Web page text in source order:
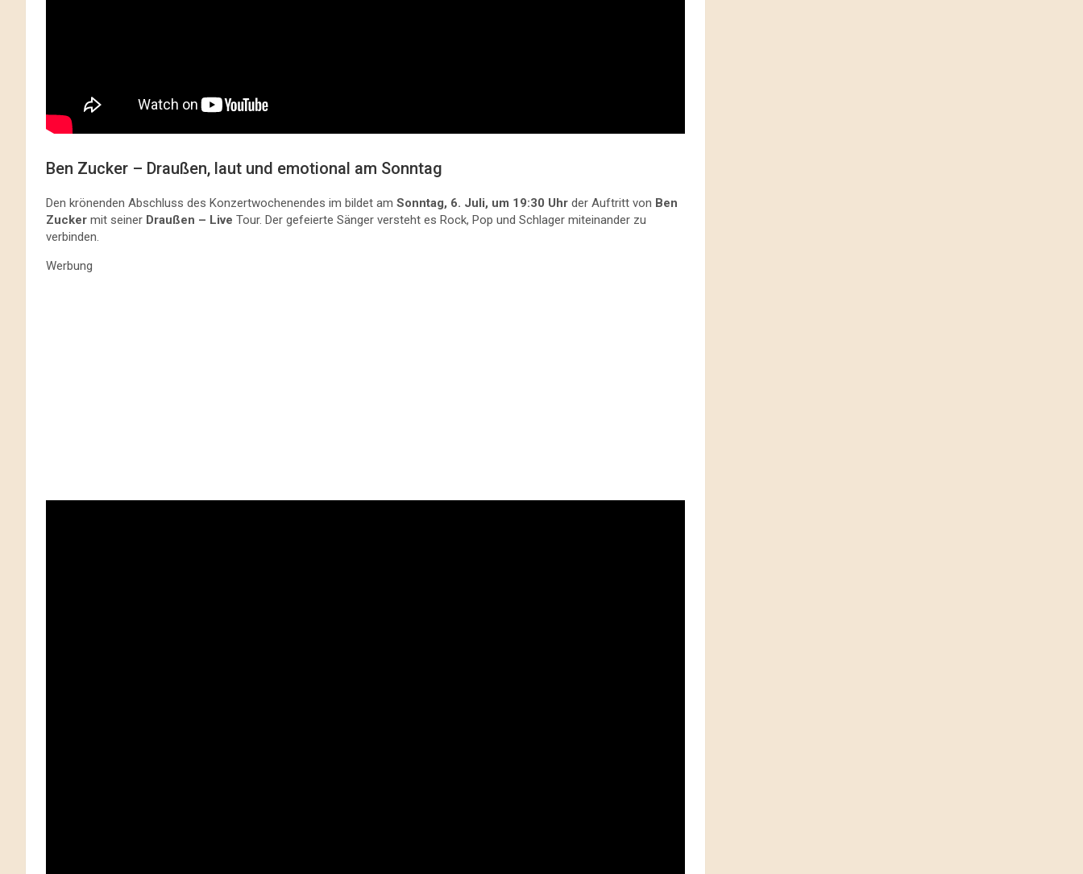
Ben Zucker – Draußen, laut und emotional am Sonntag
Den krönenden Abschluss des Konzertwochenendes im bildet am Sonntag, 6. Juli, um 19:30 Uhr der Auftritt von Ben
Zucker mit seiner Draußen – Live Tour. Der gefeierte Sänger versteht es Rock, Pop und Schlager miteinander zu
verbinden.
Werbung